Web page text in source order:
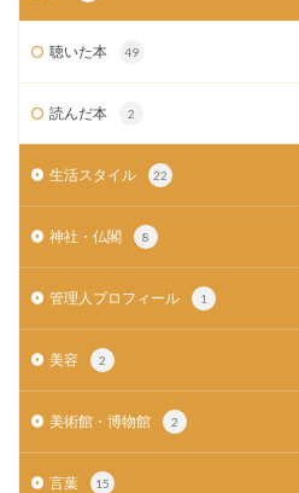
聴いた本 49
読んだ本 2
生活スタイル 22
神社・仏閣 8
管理人プロフィール 1
美容 2
美術館・博物館 2
言葉 15